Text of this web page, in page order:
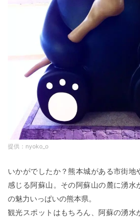
nyoko_o
いかがでしたか？熊本城がある市街地
感じる阿蘇山。その阿蘇山の麓に湧水
の魅力いっぱいの熊本県。
観光スポットはもちろん、阿蘇の湧水